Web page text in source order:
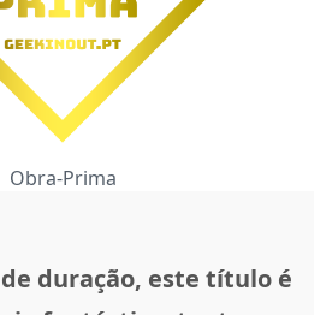
Obra-Prima
duração, este título é